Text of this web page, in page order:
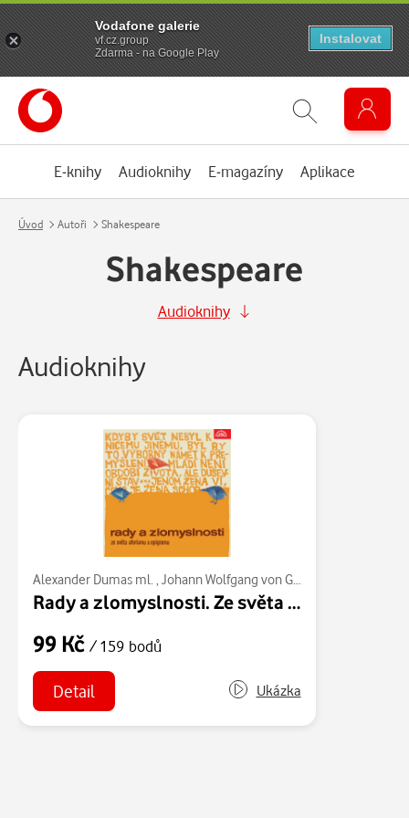
E-knihy Audioknihy E-magazíny Aplikace
Úvod Autoři Shakespeare
Shakespeare
Audioknihy
Audioknihy
Alexander Dumas ml., Johann Wolfgang von Goethe
Rady a zlomyslnosti. Ze světa aforismu a epigramu
99 Kč / 159 bodů
Detail Ukázka
Vodafone galerie
vf.cz.group
Zdarma - na Google Play
Instalovat